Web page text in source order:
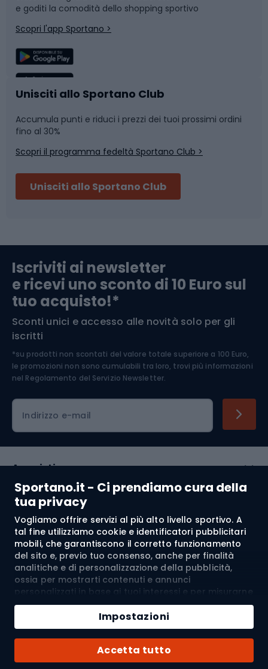
Sportano.it - Ci prendiamo cura della
tua privacy
Vogliamo offrire servizi al più alto livello sportivo. A
tal fine utilizziamo cookie e identificatori pubblicitari
mobili, che garantiscono il corretto funzionamento
del sito e, previo tuo consenso, anche per finalità
analitiche e di personalizzazione della pubblicità,
ossia per mostrarti contenuti e annunci
personalizzati in base ai tuoi interessi e per misurarne
l’efficacia. I cookie e gli identificatori pubblicitari
mobili possono essere utilizzati sia per attività
pubblicitarie personalizzate sia non personalizzate, a
seconda dei consensi da te espressi. Se clicchi su
“Accetta tutto”, acconsenti al trattamento dei tuoi
dati personali da parte di SPORTANO.COM Sp. z o.o. e
Accetta tutto
Impostazioni
Quantità
Aggiungi al carrello
Acquista con
Corsa
Sport di squadra
Caschi da ciclismo
Skitouring
Abbigliamento da escursionismo
Snowboard
Camminata nordica
Nuoto
Pattinaggio
Componenti per biciclette
Arrampicata
Medicina dello sport
Abbigliamento ciclistico
e goditi la comodità dello shopping sportivo
Scopri l'app Sportano >
Unisciti allo Sportano Club
Accumula punti e riduci i prezzi dei tuoi prossimi ordini
fino al 30%
Scopri il programma fedeltà Sportano Club >
Unisciti allo Sportano Club
Iscriviti ai newsletter
e ricevi uno sconto di 10 Euro sul
tuo acquisto!*
Sconti unici e accesso alle novità solo per gli
iscritti
*su prodotti non scontati del valore totale superiore a 100 Euro,
le promozioni non sono cumulabili tra loro, trovi più informazioni
nel Regolamento del Servizio Newsletter.
Indirizzo e-mail
Acquisti
Servizio clienti
Regolamento
Chi siamo
© 2026 Sportano